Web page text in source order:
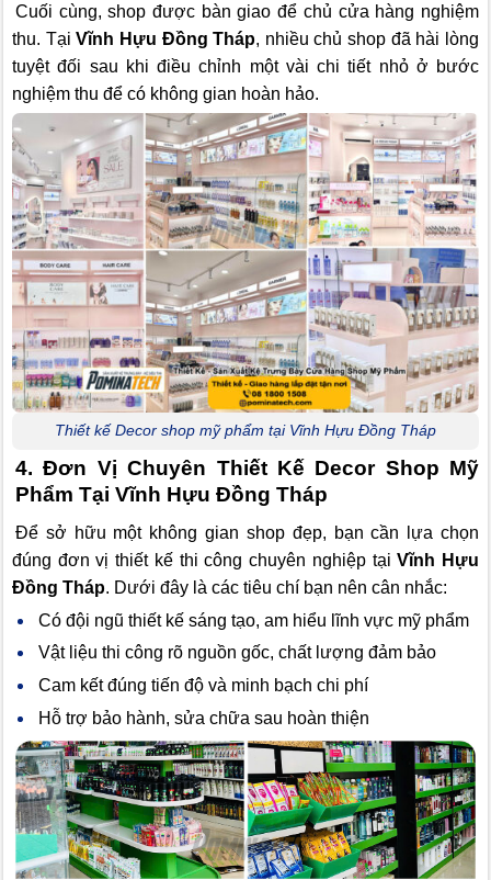
Cuối cùng, shop được bàn giao để chủ cửa hàng nghiệm
thu. TạiVĩnh Hựu Đồng Tháp, nhiều chủ shop đã hài lòng
tuyệt đối sau khi điều chỉnh một vài chi tiết nhỏ ở bước
nghiệm thu để có không gian hoàn hảo.
Thiết kế Decor shop mỹ phẩm tại Vĩnh Hựu Đồng Tháp
4. Đơn Vị Chuyên Thiết Kế Decor Shop Mỹ
Phẩm Tại Vĩnh Hựu Đồng Tháp
Để sở hữu một không gian shop đẹp, bạn cần lựa chọn
đúng đơn vị thiết kế thi công chuyên nghiệp tạiVĩnh Hựu
Đồng Tháp. Dưới đây là các tiêu chí bạn nên cân nhắc:
Có đội ngũ thiết kế sáng tạo, am hiểu lĩnh vực mỹ phẩm
Vật liệu thi công rõ nguồn gốc, chất lượng đảm bảo
Cam kết đúng tiến độ và minh bạch chi phí
Hỗ trợ bảo hành, sửa chữa sau hoàn thiện